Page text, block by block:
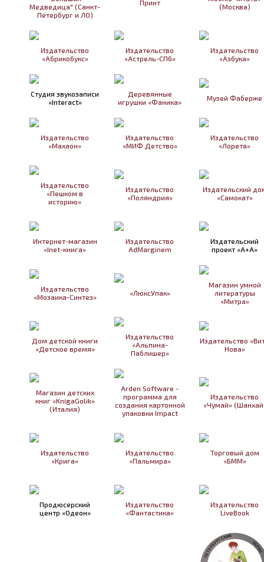
Медведица" (Санкт-
Петербург и ЛО)
Принт
(Москва)
Издательство
«Абрикобукс»
Издательство
«Астрель-СПб»
Издательство
«Азбука»
Студия звукозаписи
«Interact»
Деревянные
игрушки «Фаника»
Музей Фаберже
Издательство
«Махаон»
Издательство
«МИФ.Детство»
Издательство
«Лорета»
Издательство
«Пешком в
историю»
Издательство
«Поляндрия»
Издательский
«Самокат»
Интернет-магазин
«Inet-книга»
Издательство
AdMarginem
Издательский
проект «А+А»
Издательство
«Мозаика-Синтез»
«ЛюксУпак»
Магазин умной
литературы
«Митра»
Дом детской книги
«Детское время»
Издательство
«Альпина-
Паблишер»
Издательство
Нова»
Магазин детских
книг «KnigaGolik»
(Италия)
Arden Software -
программа для
создания картонной
упаковки Impact
Издательство
«Чумай»
Издательство
«Крига»
Издательство
«Пальмира»
Торговый дом
«БММ»
Продюсерский
центр «Одеон»
Издательство
«Фантастика»
Издательство
LiveBook